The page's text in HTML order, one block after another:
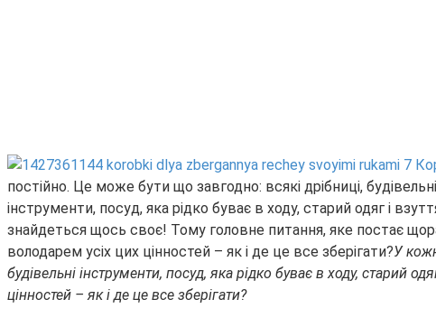
постійно. Це може бути що завгодно: всякі дрібниці, будівельні
інструменти, посуд, яка рідко буває в ходу, старий одяг і
знайдеться щось своє! Тому головне питання, яке постає
володарем усіх цих цінностей – як і де це все зберігати?У
будівельні інструменти, посуд, яка рідко буває в ходу, старий
цінностей – як і де це все зберігати?